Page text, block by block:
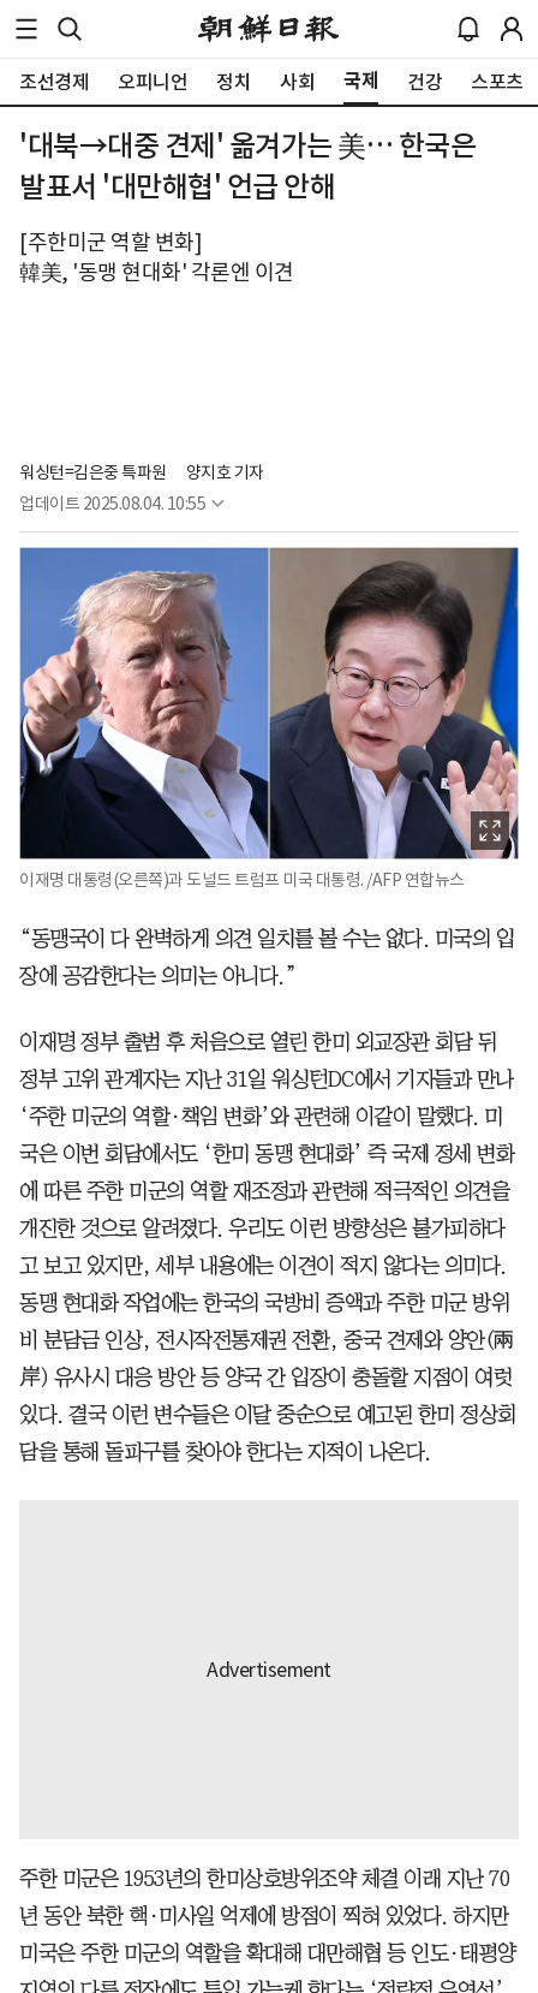
조선경제 오피니언 정치 사회 국제 건강 스포츠
'대북→대중 견제' 옮겨가는 美… 한국은
발표서 '대만해협' 언급 안해
[주한미군 역할 변화]
韓美, '동맹 현대화' 각론엔 이견
워싱턴=김은중 특파원
양지호 기자
업데이트 2025.08.04. 10:55
이재명 대통령(오른쪽)과 도널드 트럼프 미국 대통령. /AFP 연합뉴스
“동맹국이 다 완벽하게 의견 일치를 볼 수는 없다. 미국의 입
장에 공감한다는 의미는 아니다.”
이재명 정부 출범 후 처음으로 열린 한미 외교장관 회담 뒤
정부 고위 관계자는 지난 31일 워싱턴DC에서 기자들과 만나
‘주한 미군의 역할·책임 변화’와 관련해 이같이 말했다. 미
국은 이번 회담에서도 ‘한미 동맹 현대화’ 즉 국제 정세 변화
에 따른 주한 미군의 역할 재조정과 관련해 적극적인 의견을
개진한 것으로 알려졌다. 우리도 이런 방향성은 불가피하다
고 보고 있지만, 세부 내용에는 이견이 적지 않다는 의미다.
동맹 현대화 작업에는 한국의 국방비 증액과 주한 미군 방위
비 분담금 인상, 전시작전통제권 전환, 중국 견제와 양안(兩
岸) 유사시 대응 방안 등 양국 간 입장이 충돌할 지점이 여럿
있다. 결국 이런 변수들은 이달 중순으로 예고된 한미 정상회
담을 통해 돌파구를 찾아야 한다는 지적이 나온다.
주한 미군은 1953년의 한미상호방위조약 체결 이래 지난 70
년 동안 북한 핵·미사일 억제에 방점이 찍혀 있었다. 하지만
미국은 주한 미군의 역할을 확대해 대만해협 등 인도·태평양